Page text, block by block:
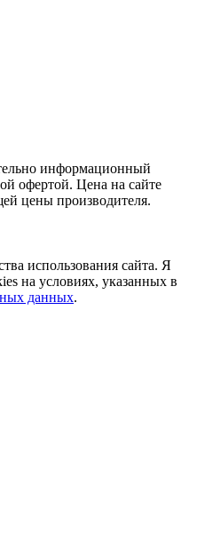
информационный
офертой. Цена на сайте
цены производителя.
использования сайта. Я
на условиях, указанных в
данных.